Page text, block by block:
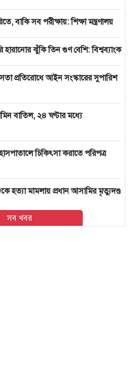
বাকি সব পরীক্ষায়: শিক্ষা মন্ত্রণালয়
ঝুঁকি তিন গুণ বেশি: বিশ্বব্যাংক
প্রতিরোধে আইন সংস্কারের সুপারিশ
বাতিল, ২৪ ঘণ্টার মধ্যে
চিকিৎসা করাতে পরিপত্র
হত্যা মামলায় প্রধান আসামির মৃত্যুদণ্ড
১০০ পরিবারকে ঘর দেবেন প্রধানমন্ত্রী
সব খবর